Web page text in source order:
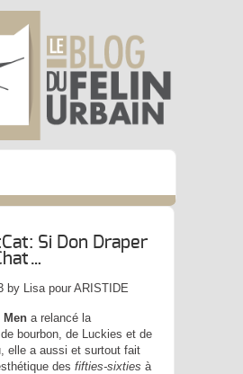
Si Don Draper
by Lisa pour ARISTIDE
Men a relancé la
bourbon, de Luckies et de
elle a aussi et surtout fait
des fifties-sixties à